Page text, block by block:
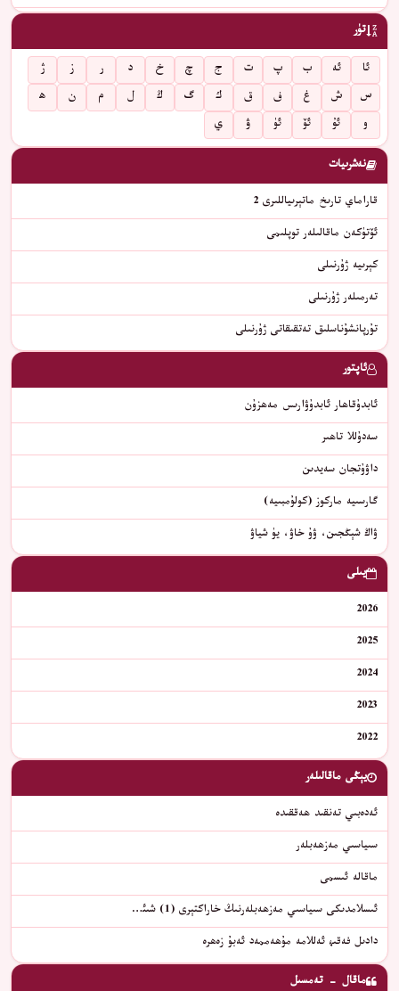
تۈر
ئا ئە ب پ ت ج چ خ د ر ز
ژ
س
ش غ ف ق ك گ ڭ ل م ن
ھ
و
ئۇ ئۆ ئۈ ۋ ي
نەشرىيات
قاراماي تارىخ ماتېرىياللىرى 2
ئۆتۈكەن ماقالىلەر توپلىمى
كېرىيە ژۇرنىلى
تەرمىلەر ژۇرنىلى
تۇرپانشۇناسلىق تەتقىقاتى ژۇرنىلى
ئاپتور
ئابدۇقاھار ئابدۇۋارىس مەھزۇن
سەدۇللا تاھىر
داۋۇتجان سەيدىن
گارسىيە ماركوز (كولۇمبىيە)
ۋاڭ شېڭجىن، ۋۇ خاۋ، يۈ شياۋ
يىلى
2026
2025
2024
2023
2022
يېڭى ماقالىلەر
ئەدەبىي تەنقىد ھەققىدە
سىياسىي مەزھەبلەر
ماقالە ئىسمى
ئىسلامدىكى سىياسىي مەزھەبلەرنىڭ خاراكتېرى (1) شىئ…
دادىل فەقىھ ئەللامە مۇھەممەد ئەبۇ زەھرە
ماقال - تەمسىل